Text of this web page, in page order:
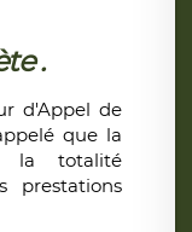
.
d'Appel de
que la
la totalité
prestations